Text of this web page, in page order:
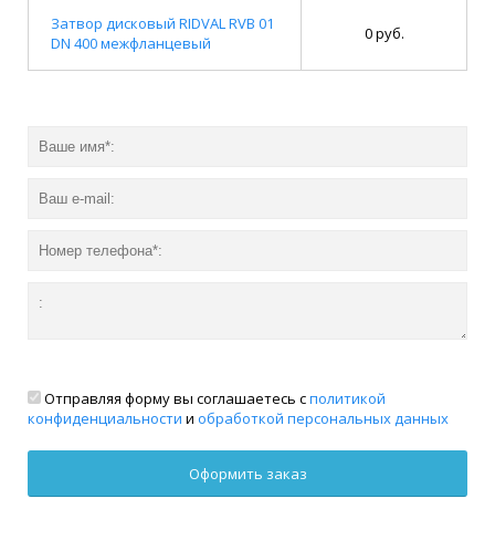
Затвор дисковый RIDVAL RVB 01
DN 400 межфланцевый
0 руб.
Отправляя форму вы соглашаетесь сполитикой
конфиденциальности и обработкой персональных данных